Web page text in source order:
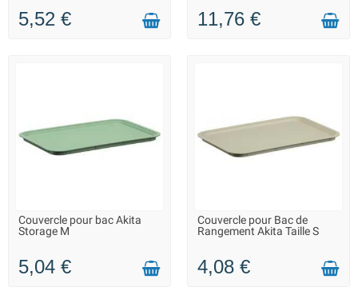
5,52 € 11,76 €
LIVRAISON 2 À 3 JOURS
Couvercle pour bac Akita
Storage M
5,04 €
LIVRAISON 2 À 3 JOURS
Couvercle pour Bac de
Rangement Akita Taille S
4,08 €